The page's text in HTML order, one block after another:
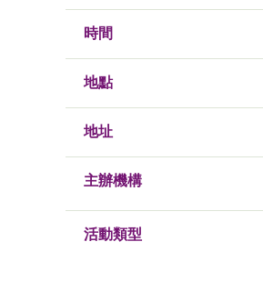
時間
地點
地址
主辦機構
活動類型